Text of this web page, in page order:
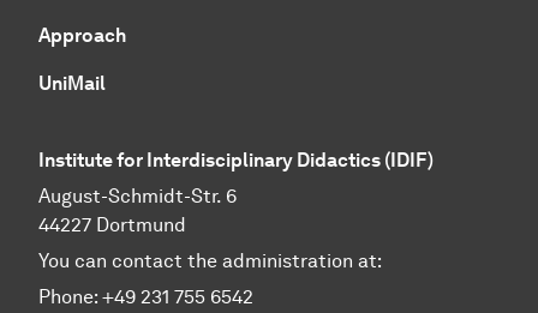
Approach
UniMail
Institute for Interdisciplinary Didactics (IDIF)
August-Schmidt-Str. 6
44227 Dortmund
You can contact the administration at:
Phone: +49 231 755 6542